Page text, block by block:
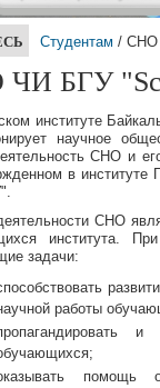
Студентам / СНО
БГУ
институте
научное
СНО и
в
СНО
института.
задачи:
работы
помощь